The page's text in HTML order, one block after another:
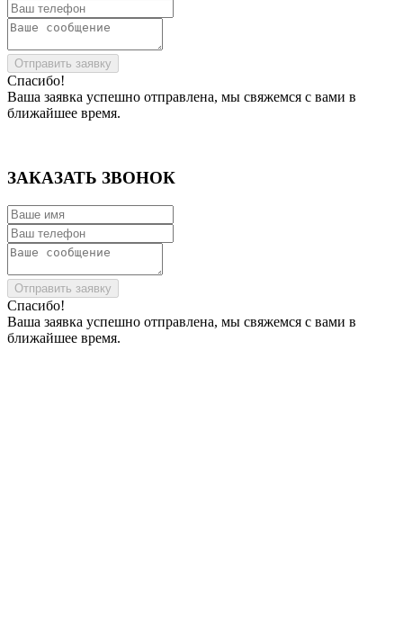
Отправить заявку
Спасибо!
Ваша заявка успешно отправлена, мы свяжемся с вами в
ближайшее время.
ЗАКАЗАТЬ ЗВОНОК
Отправить заявку
Спасибо!
Ваша заявка успешно отправлена, мы свяжемся с вами в
ближайшее время.